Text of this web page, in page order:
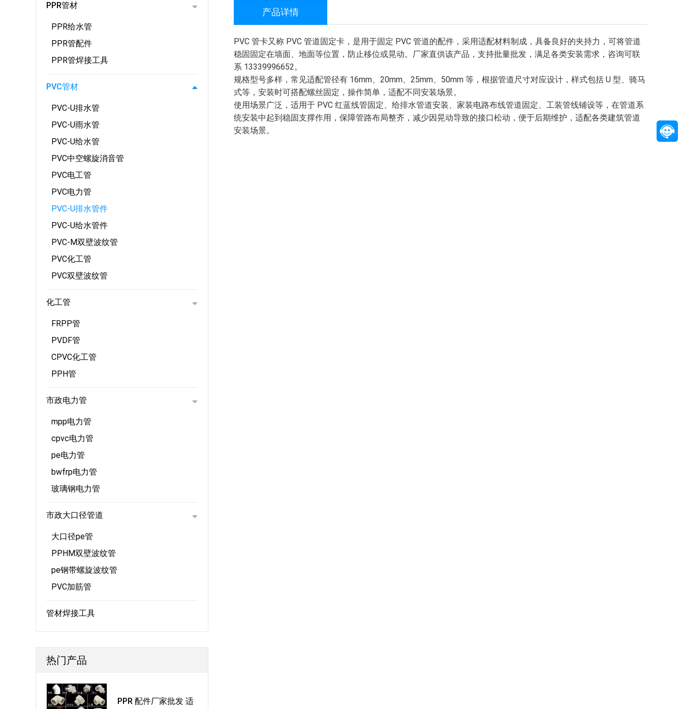
PPR管材
PPR给水管
PPR管配件
PPR管焊接工具
PVC管材
PVC-U排水管
PVC-U雨水管
PVC-U给水管
PVC中空螺旋消音管
PVC电工管
PVC电力管
PVC-U排水管件
PVC-U给水管件
PVC-M双壁波纹管
PVC化工管
PVC双壁波纹管
化工管
FRPP管
PVDF管
CPVC化工管
PPH管
市政电力管
mpp电力管
cpvc电力管
pe电力管
bwfrp电力管
玻璃钢电力管
市政大口径管道
大口径pe管
PPHM双壁波纹管
pe钢带螺旋波纹管
PVC加筋管
管材焊接工具
热门产品
PPR 配件厂家批发 适
产品详情
PVC 管卡又称 PVC 管道固定卡，是用于固定 PVC 管道的配件，采用适配材料制成，具备良好的夹持力，可将管道
稳固固定在墙面、地面等位置，防止移位或晃动。厂家直供该产品，支持批量批发，满足各类安装需求，咨询可联
系 13339996652。
规格型号多样，常见适配管径有 16mm、20mm、25mm、50mm 等，根据管道尺寸对应设计，样式包括 U 型、骑马
式等，安装时可搭配螺丝固定，操作简单，适配不同安装场景。
使用场景广泛，适用于 PVC 红蓝线管固定、给排水管道安装、家装电路布线管道固定、工装管线铺设等，在管道系
统安装中起到稳固支撑作用，保障管路布局整齐，减少因晃动导致的接口松动，便于后期维护，适配各类建筑管道
安装场景。